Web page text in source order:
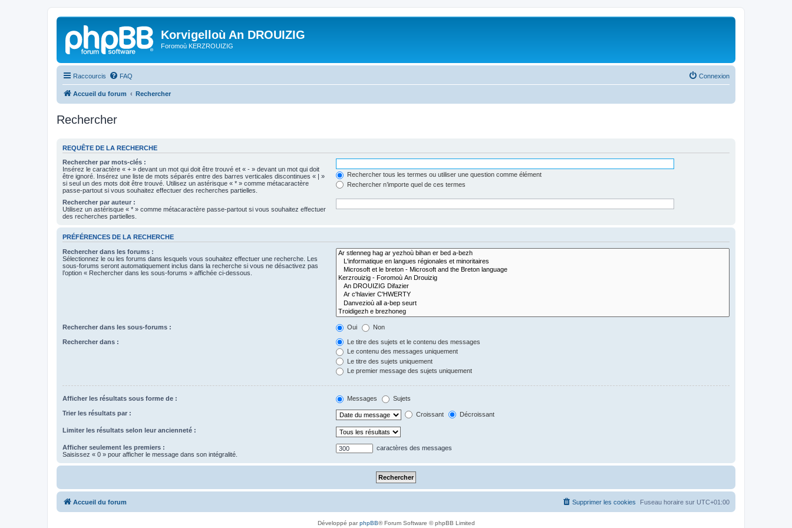
Korvigelloù An DROUIZIG
Foromoù KERZROUIZIG
Raccourcis FAQ Connexion
Accueil du forum Rechercher
Rechercher
REQUÊTE DE LA RECHERCHE
Rechercher par mots-clés :
Insérez le caractère « + » devant un mot qui doit être trouvé et « - » devant un mot qui doit
être ignoré. Insérez une liste de mots séparés entre des barres verticales discontinues « | »
si seul un des mots doit être trouvé. Utilisez un astérisque « * » comme métacaractère
passe-partout si vous souhaitez effectuer des recherches partielles.
Rechercher tous les termes ou utiliser une question comme élément
Rechercher n’importe quel de ces termes
Rechercher par auteur :
Utilisez un astérisque « * » comme métacaractère passe-partout si vous souhaitez effectuer
des recherches partielles.
PRÉFÉRENCES DE LA RECHERCHE
Rechercher dans les forums :
Sélectionnez le ou les forums dans lesquels vous souhaitez effectuer une recherche. Les
sous-forums seront automatiquement inclus dans la recherche si vous ne désactivez pas
l’option « Rechercher dans les sous-forums » affichée ci-dessous.
Rechercher dans les sous-forums : Oui Non
Rechercher dans :
Le titre des sujets et le contenu des messages
Le contenu des messages uniquement
Le titre des sujets uniquement
Le premier message des sujets uniquement
Afficher les résultats sous forme de : Messages Sujets
Trier les résultats par : Croissant Décroissant
Limiter les résultats selon leur ancienneté :
Afficher seulement les premiers :
Saisissez « 0 » pour afficher le message dans son intégralité.
caractères des messages
Accueil du forum Fuseau horaire sur UTC+01:00
Supprimer les cookies
Développé parphpBB® Forum Software © phpBB Limited